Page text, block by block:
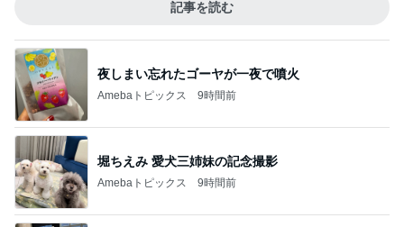
Amebaトピックス 10時間前
柏木由紀子 夏の定番献立と副菜
Amebaトピックス 10時間前